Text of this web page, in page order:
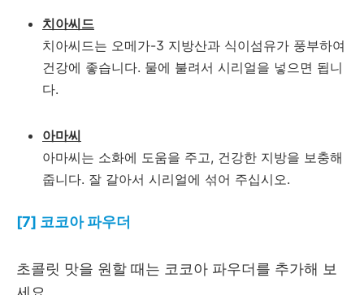
치아씨드
치아씨드는 오메가-3 지방산과 식이섬유가 풍부하여
건강에 좋습니다. 물에 불려서 시리얼을 넣으면 됩니
다.
아마씨
아마씨는 소화에 도움을 주고, 건강한 지방을 보충해
줍니다. 잘 갈아서 시리얼에 섞어 주십시오.
[7] 코코아 파우더
초콜릿 맛을 원할 때는 코코아 파우더를 추가해 보